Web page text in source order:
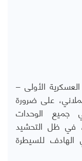
الأولى –
الجعيملاني، على ضرورة
جميع الوحدات
في ظل التحشيد
الهادف للسيطرة